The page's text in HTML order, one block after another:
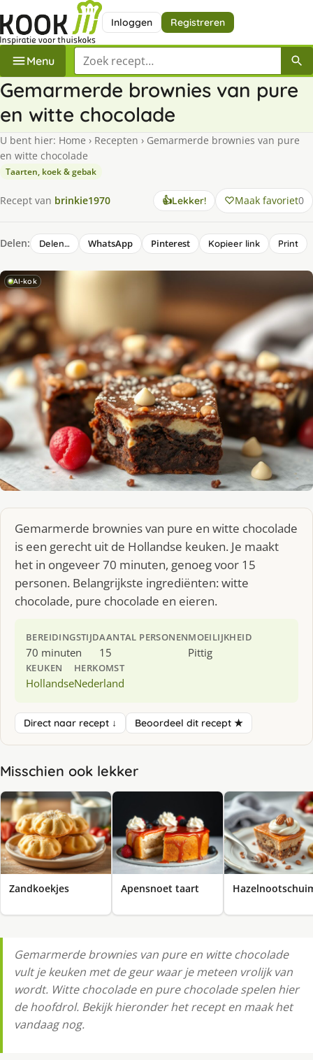
Inloggen Registreren
Menu Zoek een recept
Gemarmerde brownies van pure
en witte chocolade
U bent hier: Home › Recepten › Gemarmerde brownies van pure
en witte chocolade
Taarten, koek & gebak
Recept van brinkie1970 👍Lekker! Maak favoriet0
Delen: Delen… WhatsApp Pinterest Kopieer link Print
AI-kok
Gemarmerde brownies van pure en witte chocolade
is een gerecht uit de Hollandse keuken. Je maakt
het in ongeveer 70 minuten, genoeg voor 15
personen. Belangrijkste ingrediënten: witte
chocolade, pure chocolade en eieren.
BEREIDINGSTIJD
70 minuten
AANTAL PERSONEN
15
MOEILIJKHEID
Pittig
KEUKEN
Hollandse
HERKOMST
Nederland
Direct naar recept ↓ Beoordeel dit recept ★
Misschien ook lekker
Zandkoekjes Apensnoet taart
Gemarmerde brownies van pure en witte chocolade
vult je keuken met de geur waar je meteen vrolijk van
wordt. Witte chocolade en pure chocolade spelen hier
de hoofdrol. Bekijk hieronder het recept en maak het
vandaag nog.